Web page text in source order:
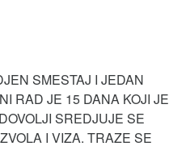
SMESTAJ I JEDAN
RAD JE 15 DANA KOJI JE
SREDJUJE SE
I VIZA. TRAZE SE